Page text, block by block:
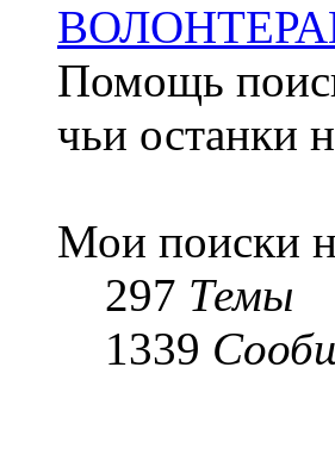
Помощь
чьи останки
Мои поиски
297 Темы
1339